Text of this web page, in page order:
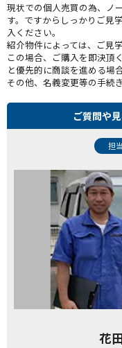
現状での個人売買の為、ノ
す。ですからしっかりご見
入ください。
紹介物件によっては、ご見
この場合、ご購入を即決頂
と優先的に商談を進める場
その他、名義変更等の手続
ご質問や
担
花